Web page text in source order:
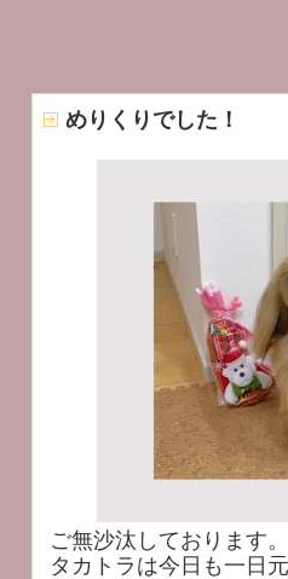
めりくりでした！
ご無沙汰しております。
タカトラは今日も一日